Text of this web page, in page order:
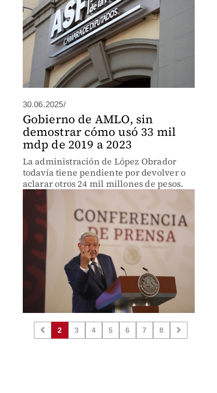
30.06.2025/
Gobierno de AMLO, sin
demostrar cómo usó 33 mil
mdp de 2019 a 2023
La administración de López Obrador
todavía tiene pendiente por devolver o
aclarar otros 24 mil millones de pesos.
2 3 4 5 6 7 8